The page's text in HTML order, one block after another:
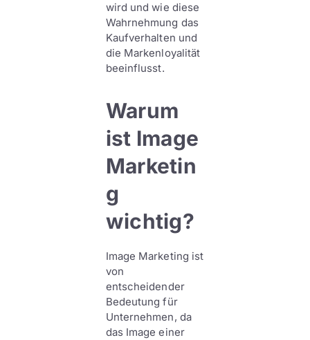
wird und wie diese
Wahrnehmung das
Kaufverhalten und
die Markenloyalität
beeinflusst.
Warum
ist Image
Marketin
g
wichtig?
Image Marketing ist
von
entscheidender
Bedeutung für
Unternehmen, da
das Image einer